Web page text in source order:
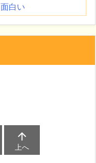
面白い

上へ